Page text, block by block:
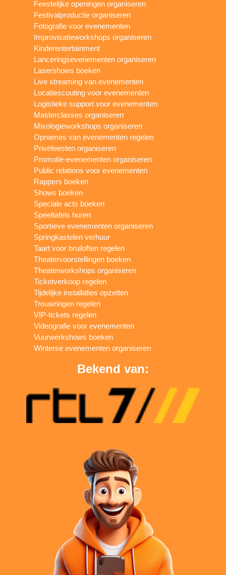
Feestelijke openingen organiseren
Festivalproductie organiseren
Fotografie voor evenementen
Improvisatieworkshops organiseren
Kinderentertainment
Lanceringsevenementen organiseren
Lasershows boeken
Live streaming van evenementen
Locatiescouting voor evenementen
Logistieke support voor evenementen
Masterclasses organiseren
Mixologieworkshops organiseren
Opnames van evenementen regelen
Privéfeesten organiseren
Promotie-evenementen organiseren
Public relations voor evenementen
Rappers boeken
Shows boeken
Speciale acts boeken
Speeltafels huren
Sportieve evenementen organiseren
Springkastelen verhuur
Taart voor bruiloften regelen
Theatervoorstellingen boeken
Theaterworkshops organiseren
Ticketverkoop regelen
Tijdelijke installaties opzetten
Trouwringen regelen
VIP-tickets regelen
Videografie voor evenementen
Vuurwerkshows boeken
Winterse evenementen organiseren
Bekend van: